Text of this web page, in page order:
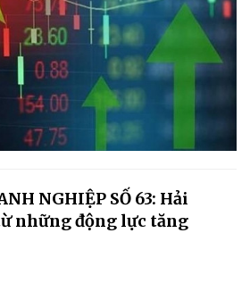
NGHIỆP SỐ 63: Hải
những động lực tăng